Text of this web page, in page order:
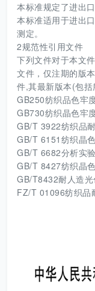
本标准规定了进出
本标准适用于进出
测定。
2规范性引用文件
下列文件对于本文
文件，仅注期的版
件,其最新版本(包括
GB250纺织品色牢
GB730纺织晶色牢
GB/T 3922纺织品
GB/T 6151纺织晶
GB/T 6682分析实
GB/T 8427纺织晶
GB/T8432耐人造
FZ/T 01096纺织品